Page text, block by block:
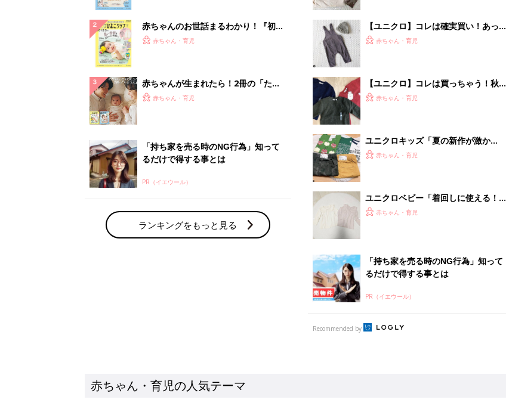
赤ちゃんのお世話まるわかり！『初め
てのひよこクラブ 夏号』〈巻頭大特
赤ちゃん・育児
赤ちゃんが生まれたら！2冊の「たま
ひよ」
赤ちゃん・育児
「持ち家を売る時のNG行為」知って
るだけで得する事とは
PR（イエウール）
ランキングをもっと見る
【ユニクロ】コレは確実買い！あった
かキッズアイテム5選
赤ちゃん・育児
【ユニクロ】コレは買っちゃう！秋冬
の激かわアイテム5選
赤ちゃん・育児
ユニクロキッズ「夏の新作が激か
わ！」「半袖Tシャツ・パジャマ
赤ちゃん・育児
ユニクロベビー「着回しに使える！」
「レギンス・ロンT・カバーオール
赤ちゃん・育児
「持ち家を売る時のNG行為」知って
るだけで得する事とは
PR（イエウール）
Recommended by
赤ちゃん・育児の人気テーマ